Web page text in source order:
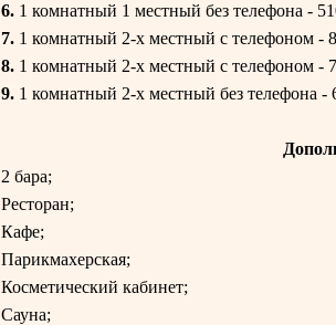
6. 1 комнатный 1 местный без телефона -
7. 1 комнатный 2-х местный с телефоном -
8. 1 комнатный 2-х местный с телефоном -
9. 1 комнатный 2-х местный без телефона -
2 бара;
Ресторан;
Кафе;
Парикмахерская;
Косметический кабинет;
Сауна;